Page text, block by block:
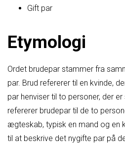
Gift par
Etymologi
Ordet brudepar stammer fra
par. Brud refererer til en kvinde,
par henviser til to personer, der
refererer brudepar til de to
ægteskab, typisk en mand og en
til at beskrive det nygifte par på